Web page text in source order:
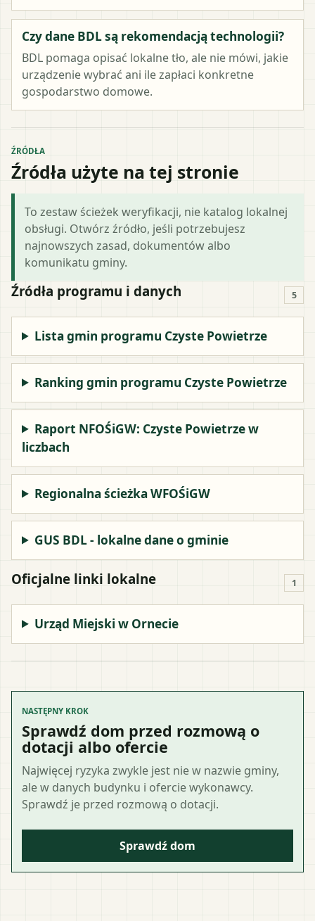
Czy dane BDL są rekomendacją technologii?
BDL pomaga opisać lokalne tło, ale nie mówi, jakie
urządzenie wybrać ani ile zapłaci konkretne
gospodarstwo domowe.
ŹRÓDŁA
Źródła użyte na tej stronie
To zestaw ścieżek weryfikacji, nie katalog lokalnej
obsługi. Otwórz źródło, jeśli potrzebujesz
najnowszych zasad, dokumentów albo
komunikatu gminy.
Źródła programu i danych 5
Lista gmin programu Czyste Powietrze
Ranking gmin programu Czyste Powietrze
Raport NFOŚiGW: Czyste Powietrze w
liczbach
Regionalna ścieżka WFOŚiGW
GUS BDL - lokalne dane o gminie
Oficjalne linki lokalne 1
Urząd Miejski w Ornecie
NASTĘPNY KROK
Sprawdź dom przed rozmową o
dotacji albo ofercie
Najwięcej ryzyka zwykle jest nie w nazwie gminy,
ale w danych budynku i ofercie wykonawcy.
Sprawdź je przed rozmową o dotacji.
Sprawdź dom